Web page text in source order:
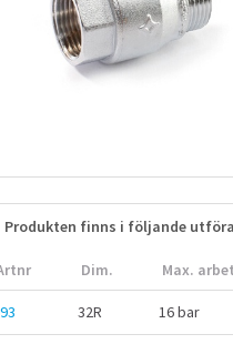
Produkten finns i följande
Dim. Max.
32R 16 bar